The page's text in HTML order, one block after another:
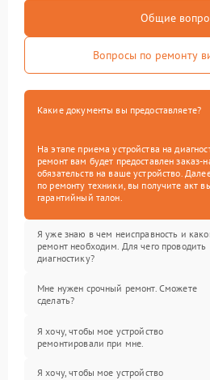
Общие
Вопросы по ремонту
Какие документы вы предоставляете?
На этапе приема устройства на
ремонт вам будет предоставлен заказ-
обязательств на ваше устройство.
по ремонту техники, вы получите акт
гарантийный талон.
Я уже знаю в чем неисправность и
ремонт необходим. Для чего проводить
диагностику?
Мне нужен срочный ремонт. Сможете
сделать?
Я хочу, чтобы мое устройство
ремонтировали при мне.
Я хочу, чтобы мое устройство